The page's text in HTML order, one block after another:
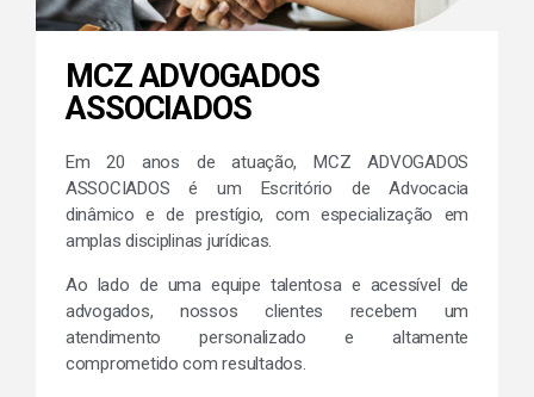
MCZ ADVOGADOS
ASSOCIADOS
Em 20 anos de atuação, MCZ ADVOGADOS
ASSOCIADOS é um Escritório de Advocacia
dinâmico e de prestígio, com especialização em
amplas disciplinas jurídicas.
Ao lado de uma equipe talentosa e acessível de
advogados, nossos clientes recebem um
atendimento personalizado e altamente
comprometido com resultados.